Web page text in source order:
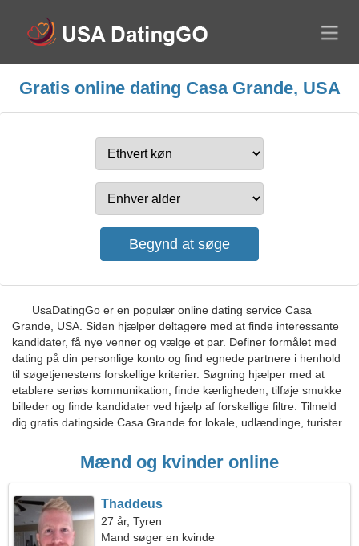
Gratis online dating Casa Grande, USA
UsaDatingGo er en populær online dating service Casa
Grande, USA. Siden hjælper deltagere med at finde interessante
kandidater, få nye venner og vælge et par. Definer formålet med
dating på din personlige konto og find egnede partnere i henhold
til søgetjenestens forskellige kriterier. Søgning hjælper med at
etablere seriøs kommunikation, finde kærligheden, tilføje smukke
billeder og finde kandidater ved hjælp af forskellige filtre. Tilmeld
dig gratis datingside Casa Grande for lokale, udlændinge, turister.
Mænd og kvinder online
Thaddeus
27 år, Tyren
Mand søger en kvinde